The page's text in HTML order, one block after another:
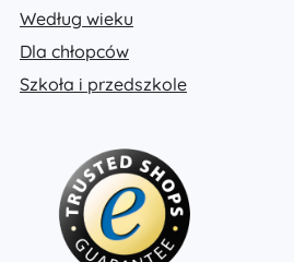
Według wieku
Dla chłopców
Szkoła i przedszkole